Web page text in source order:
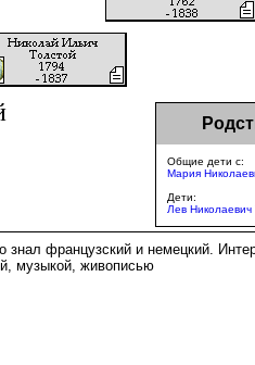
Общие дети с:
Мария
Дети:
Лев Николаевич
знал французский и немецкий.
музыкой, живописью